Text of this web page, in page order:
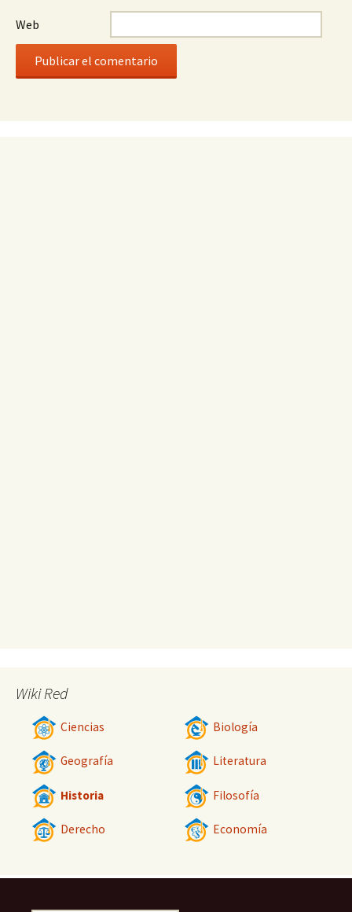
Web
Wiki Red
Ciencias Biología
Geografía Literatura
Historia Filosofía
Derecho Economía